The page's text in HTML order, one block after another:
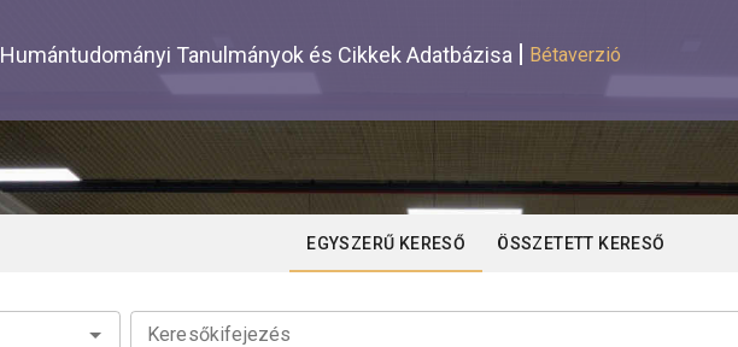
Humántudományi Tanulmányok és Cikkek Adatbázisa Bétaverzió
EGYSZERŰ KERESŐ ÖSSZETETT KERESŐ
Keresőkifejezés